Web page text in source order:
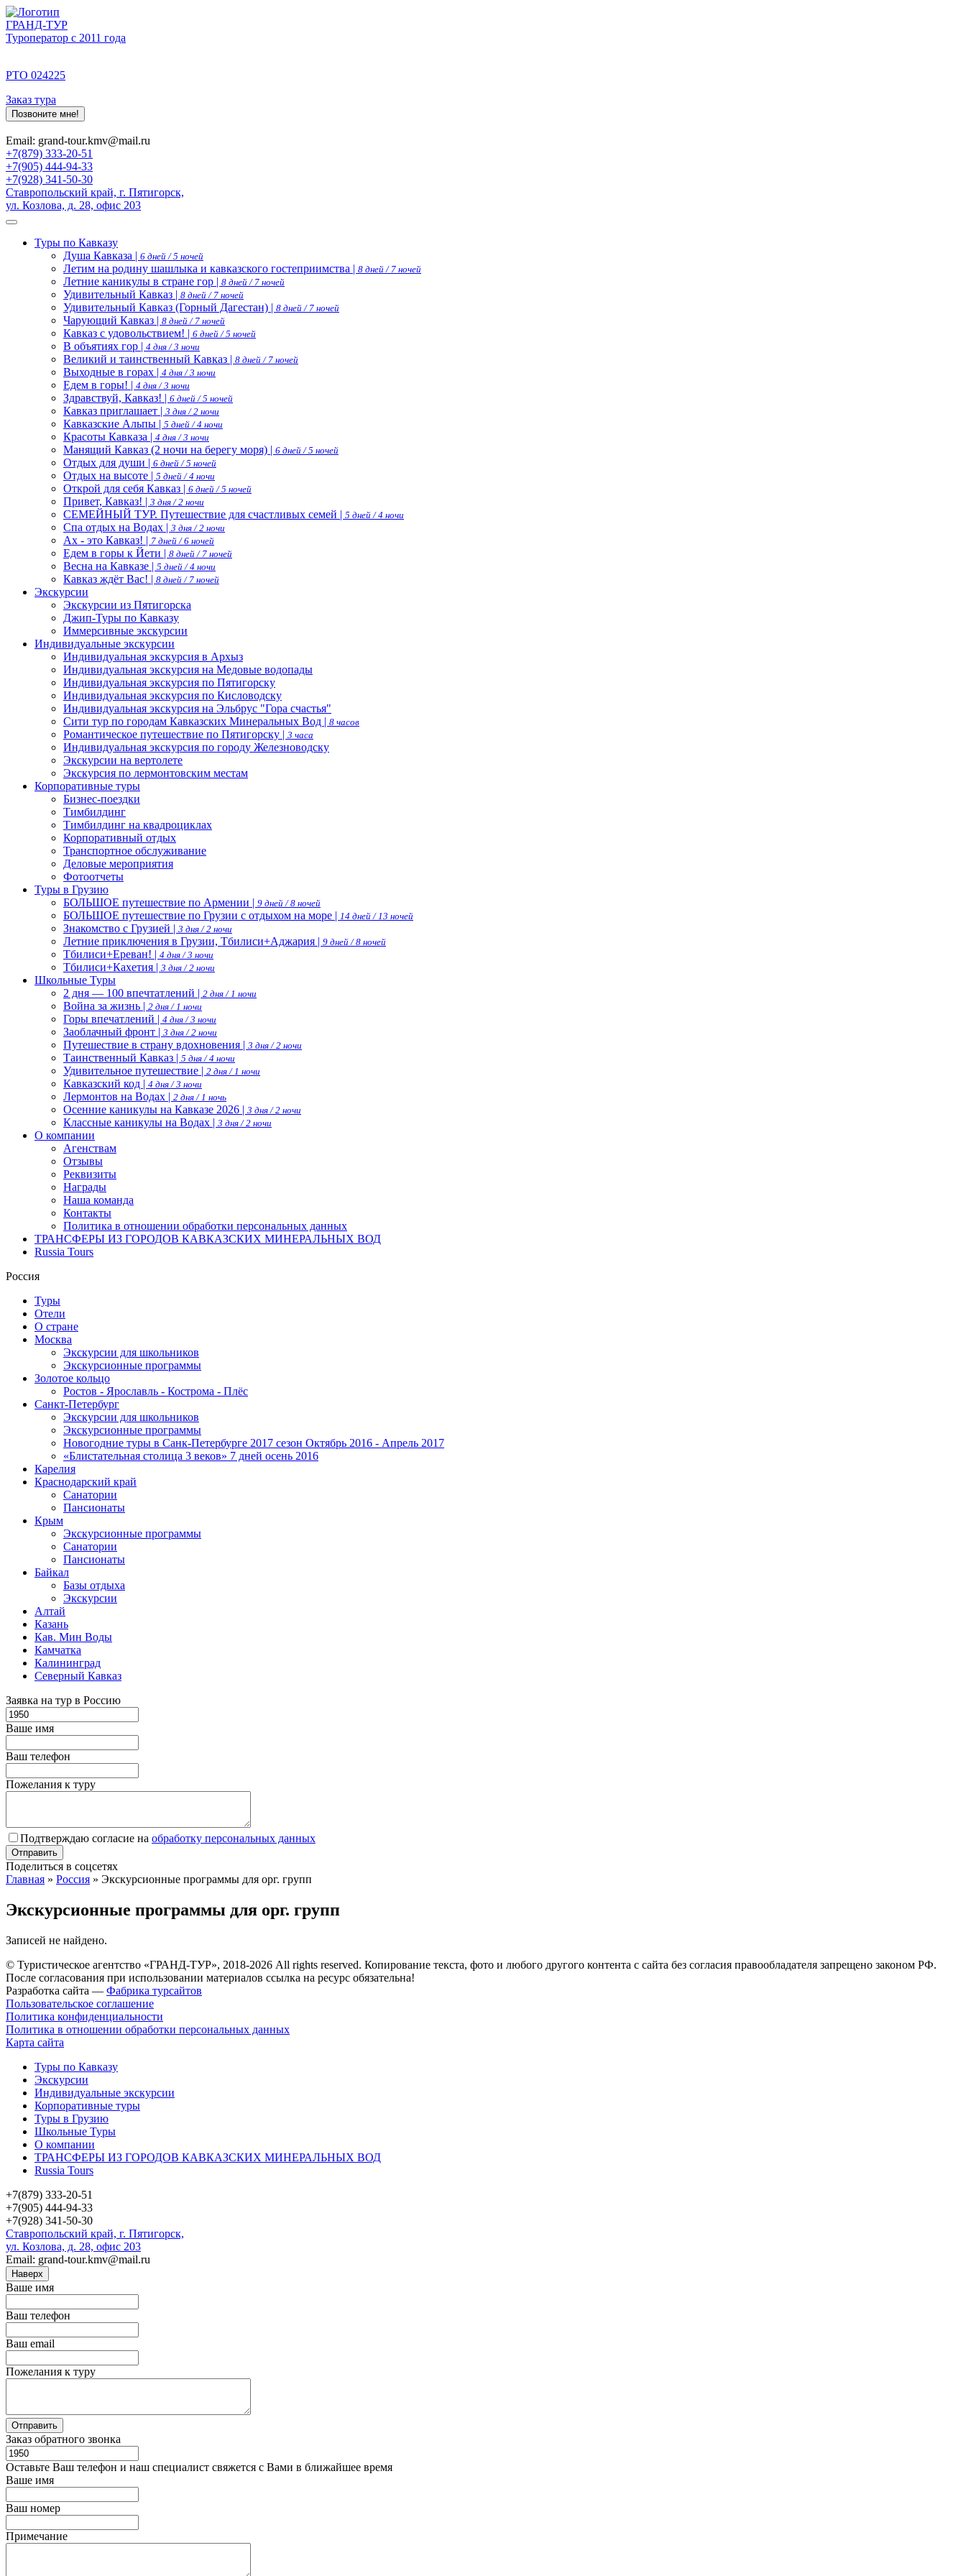
ГРАНД-ТУР
Туроператор с 2011 года
РТО 024225
Заказ тура
Позвоните мне!
Email: grand-tour.kmv@mail.ru
+7(879) 333-20-51
+7(905) 444-94-33
+7(928) 341-50-30
Ставропольский край, г. Пятигорск,
ул. Козлова, д. 28, офис 203
Туры по Кавказу
Душа Кавказа | 6 дней / 5 ночей
Летим на родину шашлыка и кавказского гостеприимства | 8 дней / 7 ночей
Летние каникулы в стране гор | 8 дней / 7 ночей
Удивительный Кавказ | 8 дней / 7 ночей
Удивительный Кавказ (Горный Дагестан) | 8 дней / 7 ночей
Чарующий Кавказ | 8 дней / 7 ночей
Кавказ с удовольствием! | 6 дней / 5 ночей
В объятиях гор | 4 дня / 3 ночи
Великий и таинственный Кавказ | 8 дней / 7 ночей
Выходные в горах | 4 дня / 3 ночи
Едем в горы! | 4 дня / 3 ночи
Здравствуй, Кавказ! | 6 дней / 5 ночей
Кавказ приглашает | 3 дня / 2 ночи
Кавказские Альпы | 5 дней / 4 ночи
Красоты Кавказа | 4 дня / 3 ночи
Манящий Кавказ (2 ночи на берегу моря) | 6 дней / 5 ночей
Отдых для души | 6 дней / 5 ночей
Отдых на высоте | 5 дней / 4 ночи
Открой для себя Кавказ | 6 дней / 5 ночей
Привет, Кавказ! | 3 дня / 2 ночи
СЕМЕЙНЫЙ ТУР. Путешествие для счастливых семей | 5 дней / 4 ночи
Спа отдых на Водах | 3 дня / 2 ночи
Ах - это Кавказ! | 7 дней / 6 ночей
Едем в горы к Йети | 8 дней / 7 ночей
Весна на Кавказе | 5 дней / 4 ночи
Кавказ ждёт Вас! | 8 дней / 7 ночей
Экскурсии
Экскурсии из Пятигорска
Джип-Туры по Кавказу
Иммерсивные экскурсии
Индивидуальные экскурсии
Индивидуальная экскурсия в Архыз
Индивидуальная экскурсия на Медовые водопады
Индивидуальная экскурсия по Пятигорску
Индивидуальная экскурсия по Кисловодску
Индивидуальная экскурсия на Эльбрус "Гора счастья"
Сити тур по городам Кавказских Минеральных Вод | 8 часов
Романтическое путешествие по Пятигорску | 3 часа
Индивидуальная экскурсия по городу Железноводску
Экскурсии на вертолете
Экскурсия по лермонтовским местам
Корпоративные туры
Бизнес-поездки
Тимбилдинг
Тимбилдинг на квадроциклах
Корпоративный отдых
Транспортное обслуживание
Деловые мероприятия
Фотоотчеты
Туры в Грузию
БОЛЬШОЕ путешествие по Армении | 9 дней / 8 ночей
БОЛЬШОЕ путешествие по Грузии с отдыхом на море | 14 дней / 13 ночей
Знакомство с Грузией | 3 дня / 2 ночи
Летние приключения в Грузии, Тбилиси+Аджария | 9 дней / 8 ночей
Тбилиси+Ереван! | 4 дня / 3 ночи
Тбилиси+Кахетия | 3 дня / 2 ночи
Школьные Туры
2 дня — 100 впечтатлений | 2 дня / 1 ночи
Война за жизнь | 2 дня / 1 ночи
Горы впечатлений | 4 дня / 3 ночи
Заоблачный фронт | 3 дня / 2 ночи
Путешествие в страну вдохновения | 3 дня / 2 ночи
Таинственный Кавказ | 5 дня / 4 ночи
Удивительное путешествие | 2 дня / 1 ночи
Кавказский код | 4 дня / 3 ночи
Лермонтов на Водах | 2 дня / 1 ночь
Осенние каникулы на Кавказе 2026 | 3 дня / 2 ночи
Классные каникулы на Водах | 3 дня / 2 ночи
О компании
Агенствам
Отзывы
Реквизиты
Награды
Наша команда
Контакты
Политика в отношении обработки персональных данных
ТРАНСФЕРЫ ИЗ ГОРОДОВ КАВКАЗСКИХ МИНЕРАЛЬНЫХ ВОД
Russia Tours
Россия
Туры
Отели
О стране
Москва
Экскурсии для школьников
Экскурсионные программы
Золотое кольцо
Ростов - Ярославль - Кострома - Плёс
Санкт-Петербург
Экскурсии для школьников
Экскурсионные программы
Новогодние туры в Санк-Петербурге 2017 сезон Октябрь 2016 - Апрель 2017
«Блистательная столица 3 веков» 7 дней осень 2016
Карелия
Краснодарский край
Санатории
Пансионаты
Крым
Экскурсионные программы
Санатории
Пансионаты
Байкал
Базы отдыха
Экскурсии
Алтай
Казань
Кав. Мин Воды
Камчатка
Калининград
Северный Кавказ
Заявка на тур в Россию
Ваше имя
Ваш телефон
Пожелания к туру
Подтверждаю согласие на обработку персональных данных
Поделиться в соцсетях
Главная » Россия » Экскурсионные программы для орг. групп
Экскурсионные программы для орг. групп
Записей не найдено.
© Туристическое агентство «ГРАНД-ТУР», 2018-2026 All rights reserved. Копирование текста, фото и любого другого контента с сайта без согласия правообладателя запрещено законом РФ.
После согласования при использовании материалов ссылка на ресурс обязательна!
Разработка сайта — Фабрика турсайтов
Пользовательское соглашение
Политика конфиденциальности
Политика в отношении обработки персональных данных
Карта сайта
Туры по Кавказу
Экскурсии
Индивидуальные экскурсии
Корпоративные туры
Туры в Грузию
Школьные Туры
О компании
ТРАНСФЕРЫ ИЗ ГОРОДОВ КАВКАЗСКИХ МИНЕРАЛЬНЫХ ВОД
Russia Tours
+7(879) 333-20-51
+7(905) 444-94-33
+7(928) 341-50-30
Ставропольский край, г. Пятигорск,
ул. Козлова, д. 28, офис 203
Email: grand-tour.kmv@mail.ru
Наверх
Ваше имя
Ваш телефон
Ваш email
Пожелания к туру
Заказ обратного звонка
Оставьте Ваш телефон и наш специалист свяжется с Вами в ближайшее время
Ваше имя
Ваш номер
Примечание